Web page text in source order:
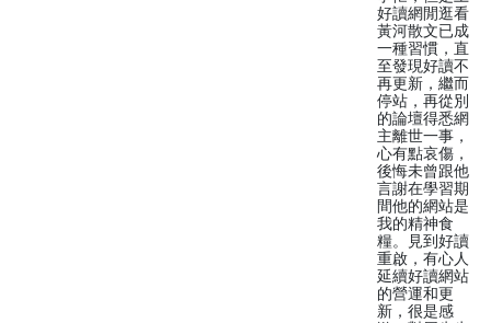
好讀網閒逛看
黃河散文已成
一種習慣，直
至發現好讀不
再更新，繼而
停站，再從別
的論壇得悉網
主離世一事，
心有點哀傷，
後悔未曾跟他
言謝在學習期
間他的網站是
我的精神食
糧。見到好讀
重啟，有心人
延續好讀網站
的營運和更
新，很是感